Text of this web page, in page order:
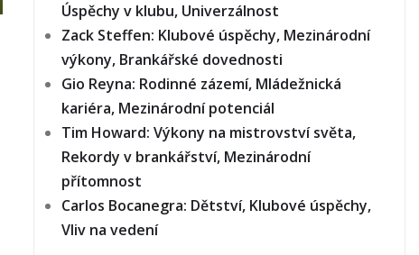
Úspěchy v klubu, Univerzálnost
Zack Steffen: Klubové úspěchy, Mezinárodní
výkony, Brankářské dovednosti
Gio Reyna: Rodinné zázemí, Mládežnická
kariéra, Mezinárodní potenciál
Tim Howard: Výkony na mistrovství světa,
Rekordy v brankářství, Mezinárodní
přítomnost
Carlos Bocanegra: Dětství, Klubové úspěchy,
Vliv na vedení